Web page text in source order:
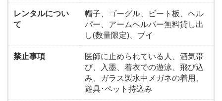
レンタルについ
て
帽子、ゴーグル、ビート板、ヘル
パー、アームヘルパー無料貸し出
し(数量限定)、ブイ
禁止事項
医師に止められている人、酒気帯
び、入墨、着衣での遊泳、飛び込
み、ガラス製水中メガネの着用、
遊具･ペット持込み